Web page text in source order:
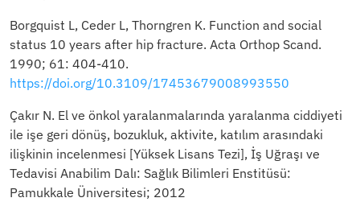
Borgquist L, Ceder L, Thorngren K. Function and social
status 10 years after hip fracture. Acta Orthop Scand.
1990; 61: 404-410.
https://doi.org/10.3109/17453679008993550
Çakır N. El ve önkol yaralanmalarında yaralanma ciddiyeti
ile işe geri dönüş, bozukluk, aktivite, katılım arasındaki
ilişkinin incelenmesi [Yüksek Lisans Tezi], İş Uğraşı ve
Tedavisi Anabilim Dalı: Sağlık Bilimleri Enstitüsü:
Pamukkale Üniversitesi; 2012